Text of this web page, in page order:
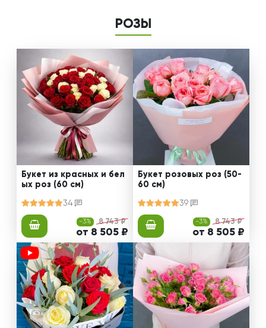
РОЗЫ
Букет из красных и бел
ых роз (60 см)
34
-3% 8 743 ₽
от 8 505 ₽
Букет розовых роз (50-
60 см)
39
-3% 8 743 ₽
от 8 505 ₽